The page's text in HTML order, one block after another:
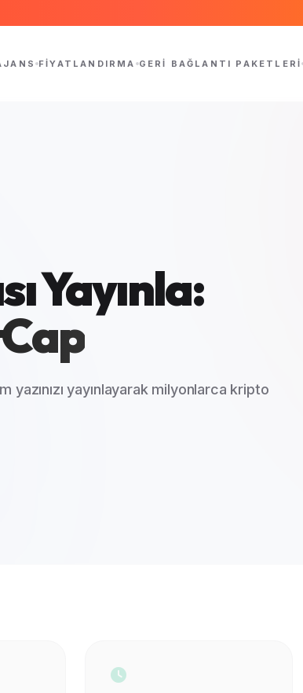
FIYATLANDIRMA GERI BAĞLANTI PAKETLERI
Yayınla:
yazınızı yayınlayarak milyonlarca kripto